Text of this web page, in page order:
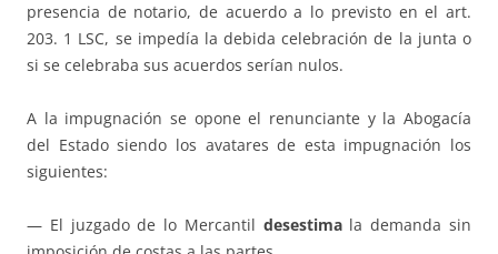
presencia de notario, de acuerdo a lo previsto en el art.
203. 1 LSC, se impedía la debida celebración de la junta o
si se celebraba sus acuerdos serían nulos.
A la impugnación se opone el renunciante y la Abogacía
del Estado siendo los avatares de esta impugnación los
siguientes:
— El juzgado de lo Mercantil desestimala demanda sin